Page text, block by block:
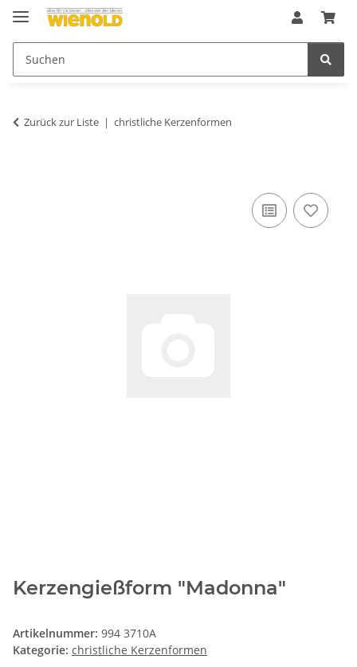
Zurück zur Liste christliche Kerzenformen
Kerzengießform "Madonna"
Artikelnummer: 994 3710A
Kategorie: christliche Kerzenformen